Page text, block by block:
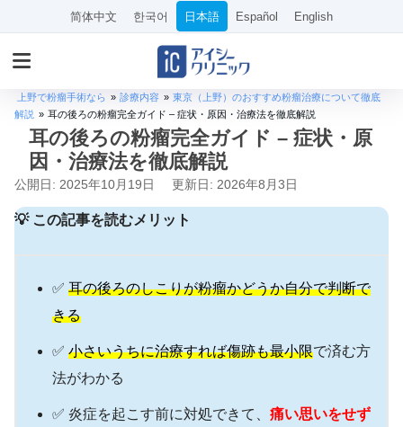
简体中文 한국어 日本語 Español English
上野で粉瘤手術なら » 診療内容 » 東京（上野）のおすすめ粉瘤治療について徹底
解説 » 耳の後ろの粉瘤完全ガイド – 症状・原因・治療法を徹底解説
耳の後ろの粉瘤完全ガイド – 症状・原
因・治療法を徹底解説
公開日: 2025年10月19日 更新日: 2026年8月3日
💡 この記事を読むメリット
✅ 耳の後ろのしこりが粉瘤かどうか自分で判断で
きる
✅ 小さいうちに治療すれば傷跡も最小限で済む方
法がわかる
✅ 炎症を起こす前に対処できて、 痛い思いをせず